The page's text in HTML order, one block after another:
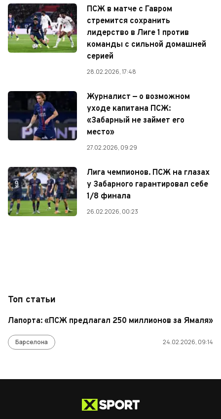
ПСЖ в матче с Гавром
стремится сохранить
лидерство в Лиге 1 против
команды с сильной домашней
серией
28.02.2026, 17:48
Журналист — о возможном
уходе капитана ПСЖ:
«Забарный не займет его
место»
27.02.2026, 09:29
Лига чемпионов. ПСЖ на глазах
у Забaрного гарантировал себе
1/8 финала
26.02.2026, 00:23
Топ статьи
Лапорта: «ПСЖ предлагал 250 миллионов за Ямаля»
Барселона 24.02.2026, 09:14